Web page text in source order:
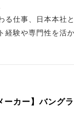
る仕事、日本本社
験や専門性を活
ーカー】バング